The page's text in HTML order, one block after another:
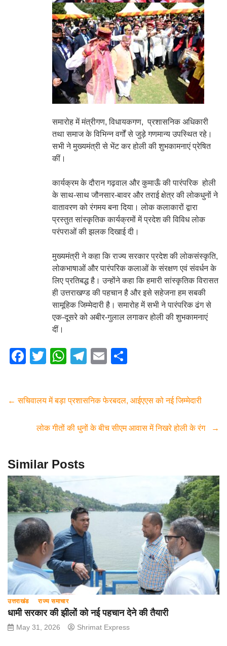
समारोह में मंत्रीगण, विधायकगण, प्रशासनिक अधिकारी
तथा समाज के विभिन्न वर्गों से जुड़े गणमान्य उपस्थित रहे।
सभी ने मुख्यमंत्री से भेंट कर होली की शुभकामनाएं प्रेषित
कीं।
कार्यक्रम के दौरान गढ़वाल और कुमाऊँ की पारंपरिक होली
के साथ-साथ जौनसार-बावर और तराई क्षेत्र की लोकधुनों ने
वातावरण को रंगमय बना दिया। लोक कलाकारों द्वारा
प्रस्तुत सांस्कृतिक कार्यक्रमों में प्रदेश की विविध लोक
परंपराओं की झलक दिखाई दी।
मुख्यमंत्री ने कहा कि राज्य सरकार प्रदेश की लोकसंस्कृति,
लोकभाषाओं और पारंपरिक कलाओं के संरक्षण एवं संवर्धन के
लिए प्रतिबद्ध है। उन्होंने कहा कि हमारी सांस्कृतिक विरासत
ही उत्तराखण्ड की पहचान है और इसे सहेजना हम सबकी
सामूहिक जिम्मेदारी है। समारोह में सभी ने पारंपरिक ढंग से
एक-दूसरे को अबीर-गुलाल लगाकर होली की शुभकामनाएं
दीं।
F
e
k
T
er
W
s
A
T
gr
a
E
e
← सचिवालय में बड़ा प्रशासनिक फेरबदल, आईएएस को नई जिम्मेदारी
लोक गीतों की धुनों के बीच सीएम आवास में निखरे होली के रंग →
Similar Posts
उत्तराखंड राज्य समाचार
धामी सरकार की झीलों को नई पहचान देने की तैयारी
May 31, 2026 Shrimat Express